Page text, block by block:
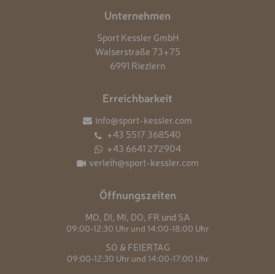
Unternehmen
Sport Kessler GmbH
Walserstraße 73+75
6991 Riezlern
Erreichbarkeit
info@sport-kessler.com
+43 5517 368540
+43 6641 272904
verleih@sport-kessler.com
Öffnungszeiten
MO, DI, MI, DO, FR und SA
09:00-12:30 Uhr und 14:00-18:00 Uhr
SO & FEIERTAG
09:00-12:30 Uhr und 14:00-17:00 Uhr